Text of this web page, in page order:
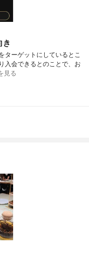
き
ターゲットにしているとこ
入会できるとのことで、お
見る